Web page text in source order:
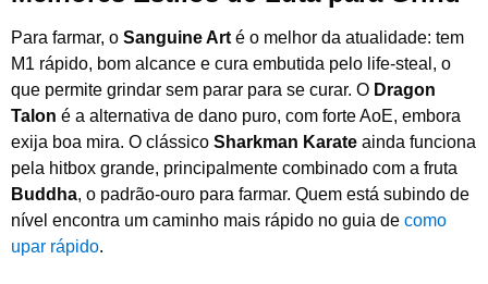
Para farmar, o Sanguine Art é o melhor da atualidade: tem
M1 rápido, bom alcance e cura embutida pelo life-steal, o
que permite grindar sem parar para se curar. O Dragon
Talon é a alternativa de dano puro, com forte AoE, embora
exija boa mira. O clássico Sharkman Karate ainda funciona
pela hitbox grande, principalmente combinado com a fruta
Buddha, o padrão-ouro para farmar. Quem está subindo de
nível encontra um caminho mais rápido no guia de como
upar rápido.